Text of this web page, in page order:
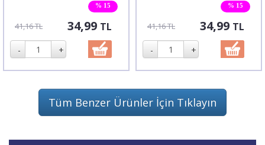
% 15
41,16 TL 34,99 TL
% 15
41,16 TL 34,99 TL
Tüm Benzer Ürünler İçin Tıklayın